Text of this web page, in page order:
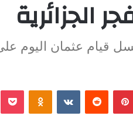
الجزائرية
عثمان اليوم على
بينتيريست ‏Reddit
‏VKontakte
Odnoklassniki